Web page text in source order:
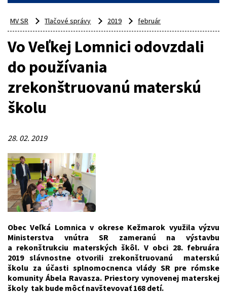
MV SR Tlačové správy 2019 február
Vo Veľkej Lomnici odovzdali
do používania
zrekonštruovanú materskú
školu
28. 02. 2019
Obec Veľká Lomnica v okrese Kežmarok využila výzvu
Ministerstva vnútra SR zameranú na výstavbu
a rekonštrukciu materských škôl. V obci 28. februára
2019 slávnostne otvorili zrekonštruovanú materskú
školu za účasti splnomocnenca vlády SR pre rómske
komunity Ábela Ravasza. Priestory vynovenej materskej
školy tak bude môcť navštevovať 168 detí.